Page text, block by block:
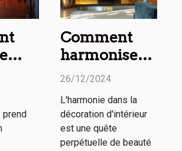
Comment
harmoniser
un meuble
doré avec
votre décor
26/12/2024
L'harmonie dans la
décoration d'intérieur
est une quête
perpétuelle de beauté